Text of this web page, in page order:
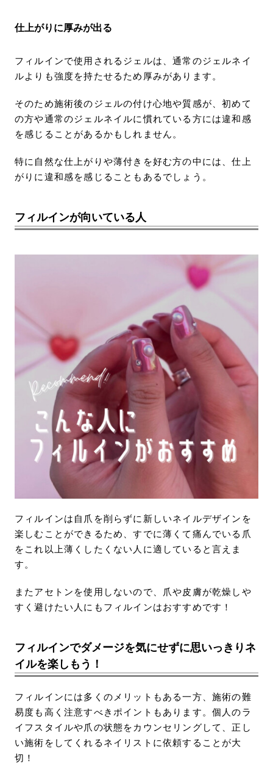
仕上がりに厚みが出る
フィルインで使用されるジェルは、通常のジェルネイ
ルよりも強度を持たせるため厚みがあります。
そのため施術後のジェルの付け心地や質感が、初めて
の方や通常のジェルネイルに慣れている方には違和感
を感じることがあるかもしれません。
特に自然な仕上がりや薄付きを好む方の中には、仕上
がりに違和感を感じることもあるでしょう。
フィルインが向いている人
フィルインは自爪を削らずに新しいネイルデザインを
楽しむことができるため、すでに薄くて痛んでいる爪
をこれ以上薄くしたくない人に適していると言えま
す。
またアセトンを使用しないので、爪や皮膚が乾燥しや
すく避けたい人にもフィルインはおすすめです！
フィルインでダメージを気にせずに思いっきりネ
イルを楽しもう！
フィルインには多くのメリットもある一方、施術の難
易度も高く注意すべきポイントもあります。個人のラ
イフスタイルや爪の状態をカウンセリングして、正し
い施術をしてくれるネイリストに依頼することが大
切！